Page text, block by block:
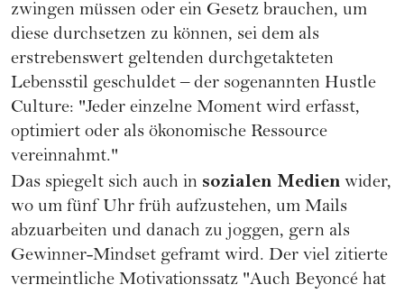
zwingen müssen oder ein Gesetz brauchen, um
diese durchsetzen zu können, sei dem als
erstrebenswert geltenden durchgetakteten
Lebensstil geschuldet – der sogenannten Hustle
Culture: "Jeder einzelne Moment wird erfasst,
optimiert oder als ökonomische Ressource
vereinnahmt."
Das spiegelt sich auch in sozialen Medien wider,
wo um fünf Uhr früh aufzustehen, um Mails
abzuarbeiten und danach zu joggen, gern als
Gewinner-Mindset geframt wird. Der viel zitierte
vermeintliche Motivationssatz "Auch Beyoncé hat